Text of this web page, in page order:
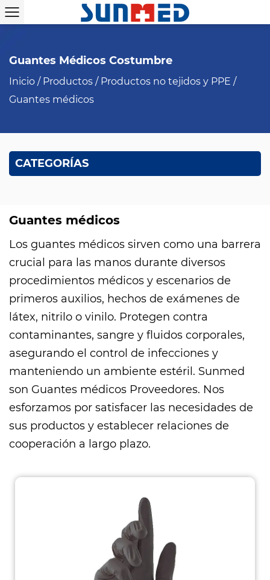
Guantes Médicos Costumbre
Inicio / Productos / Productos no tejidos y PPE /
Guantes médicos
CATEGORÍAS
Guantes médicos
Los guantes médicos sirven como una barrera
crucial para las manos durante diversos
procedimientos médicos y escenarios de
primeros auxilios, hechos de exámenes de
látex, nitrilo o vinilo. Protegen contra
contaminantes, sangre y fluidos corporales,
asegurando el control de infecciones y
manteniendo un ambiente estéril. Sunmed
son Guantes médicos Proveedores. Nos
esforzamos por satisfacer las necesidades de
sus productos y establecer relaciones de
cooperación a largo plazo.